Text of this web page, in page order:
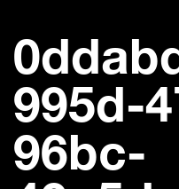
995d-
96bc-